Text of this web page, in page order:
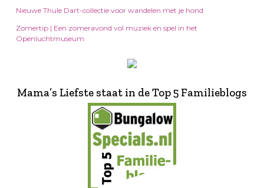
Nieuwe Thule Dart-collectie voor wandelen met je hond
Zomertip | Een zomeravond vol muziek en spel in het
Openluchtmuseum
Mama’s Liefste staat in de Top 5 Familieblogs